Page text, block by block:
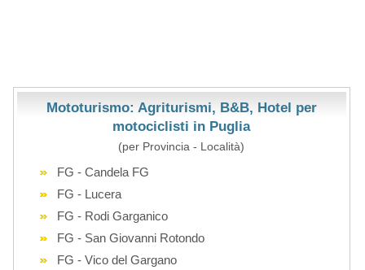
Mototurismo: Agriturismi, B&B, Hotel per
motociclisti in Puglia
(per Provincia - Località)
FG - Candela FG
FG - Lucera
FG - Rodi Garganico
FG - San Giovanni Rotondo
FG - Vico del Gargano